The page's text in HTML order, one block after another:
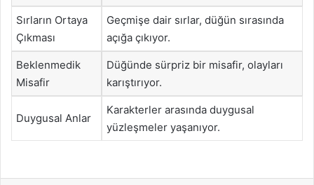
Sırların Ortaya
Çıkması
Geçmişe dair sırlar, düğün sırasında
açığa çıkıyor.
Beklenmedik
Misafir
Düğünde sürpriz bir misafir, olayları
karıştırıyor.
Duygusal Anlar
Karakterler arasında duygusal
yüzleşmeler yaşanıyor.